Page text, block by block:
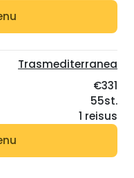
Trasmediterranea
€331
55st.
1 reisus